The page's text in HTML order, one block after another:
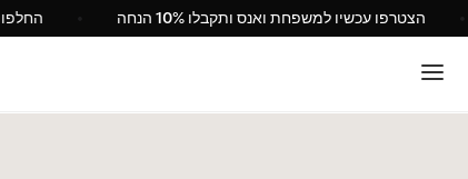
הצטרפו עכשיו למשפחת ואנס ותקבלו 10% הנחה